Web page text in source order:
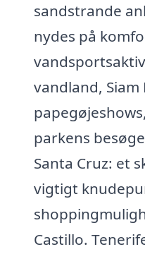
sandstrande
nydes på
vandland,
parkens
Santa Cruz: et
vigtigt
Castillo.